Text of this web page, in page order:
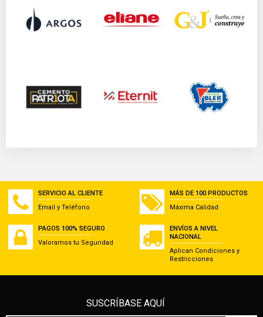
SERVICIO AL CLIENTE
Email y Teléfono
MÁS DE 100 PRODUCTOS
Máxima Calidad
PAGOS 100% SEGURO
Valoramos tu Seguridad
ENVÍOS A NIVEL
NACIONAL
Aplican Condiciones y
Restricciones
SUSCRÍBASE AQUÍ